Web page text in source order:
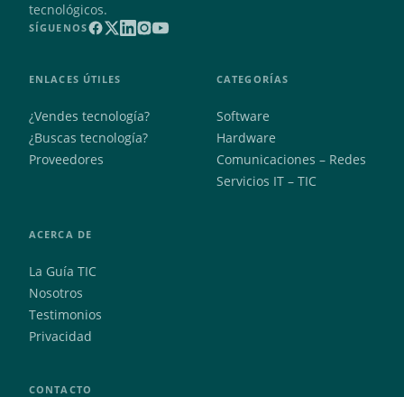
tecnológicos.
SÍGUENOS
ENLACES ÚTILES
¿Vendes tecnología?
¿Buscas tecnología?
Proveedores
CATEGORÍAS
Software
Hardware
Comunicaciones – Redes
Servicios IT – TIC
ACERCA DE
La Guía TIC
Nosotros
Testimonios
Privacidad
CONTACTO